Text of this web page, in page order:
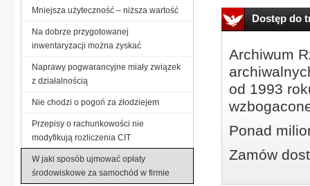
Dostęp do
Archiwum
od 1993
Ponad
Zamów
Mniejsza użyteczność – niższa wartość
Na dobrze przygotowanej
inwentaryzacji można zyskać
Naprawy pogwarancyjne miały związek
z działalnością
Nie chodzi o pogoń za złodziejem
Przepisy o rachunkowości nie
modyfikują rozliczenia CIT
W jaki sposób ujmować opłaty
środowiskowe za samochód w firmie